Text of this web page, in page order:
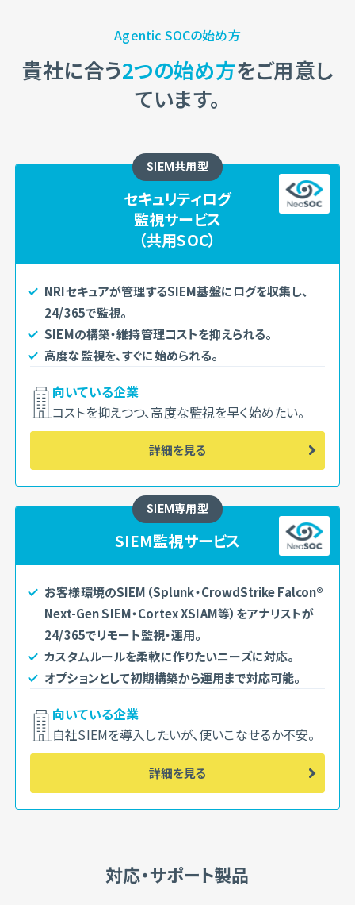
Agentic SOCの始め方
貴社に合う2つの始め方をご用意し
ています。
SIEM共用型
セキュリティログ
監視サービス
（共用SOC）
NRIセキュアが管理するSIEM基盤にログを収集し、
24/365で監視。
SIEMの構築・維持管理コストを抑えられる。
高度な監視を、すぐに始められる。
向いている企業
コストを抑えつつ、高度な監視を早く始めたい。
詳細を見る
SIEM専用型
SIEM監視サービス
お客様環境のSIEM（Splunk・CrowdStrike Falcon®
Next-Gen SIEM・Cortex XSIAM等）をアナリストが
24/365でリモート監視・運用。
カスタムルールを柔軟に作りたいニーズに対応。
オプションとして初期構築から運用まで対応可能。
向いている企業
自社SIEMを導入したいが、使いこなせるか不安。
詳細を見る
対応・サポート製品